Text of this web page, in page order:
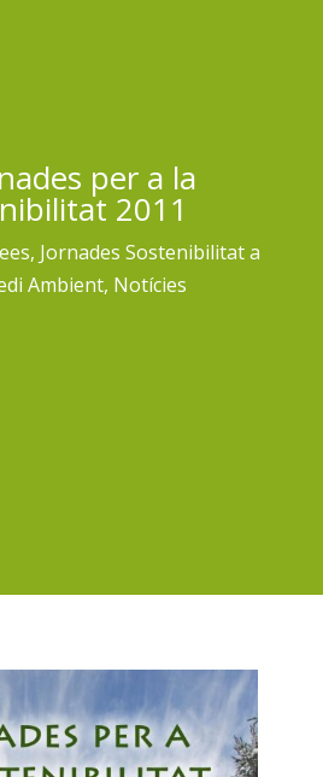
per a la
2011
, Jornades Sostenibilitat a
Ambient, Notícies